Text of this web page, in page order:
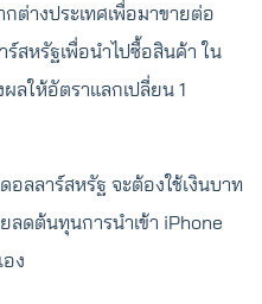
กต่างประเทศเพื่อมาขายต่อ
ร์สหรัฐเพื่อนำไปซื้อสินค้า ใน
ผลให้อัตราแลกเปลี่ยน 1
อลลาร์สหรัฐ จะต้องใช้เงินบาท
ลดต้นทุนการนำเข้า iPhone
ง